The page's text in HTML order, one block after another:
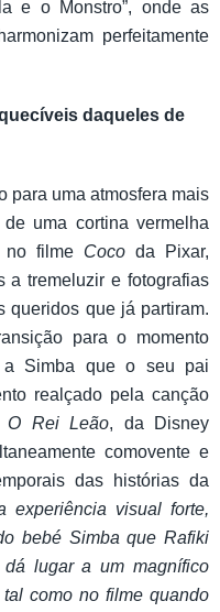
e o Monstro”, onde as
perfeitamente
daqueles de
para uma atmosfera mais
uma cortina vermelha
no filme Coco da Pixar,
a tremeluzir e fotografias
queridos que já partiram.
para o momento
a Simba que o seu pai
realçado pela canção
O Rei Leão, da Disney
comovente e
das histórias da
experiência visual forte,
bebé Simba que Rafiki
lugar a um magnífico
como no filme quando